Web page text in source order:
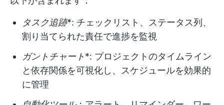
タスク追跡*: チェックリスト、ステータス列、
割り当てられた責任で進捗を監視
ガントチャート*: プロジェクトのタイムライン
と依存関係を可視化し、スケジュールを効果的
に管理